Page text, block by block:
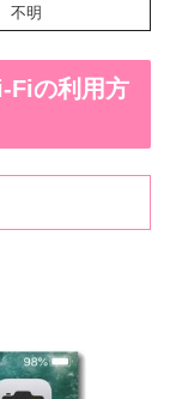
不明
Fiの利用方